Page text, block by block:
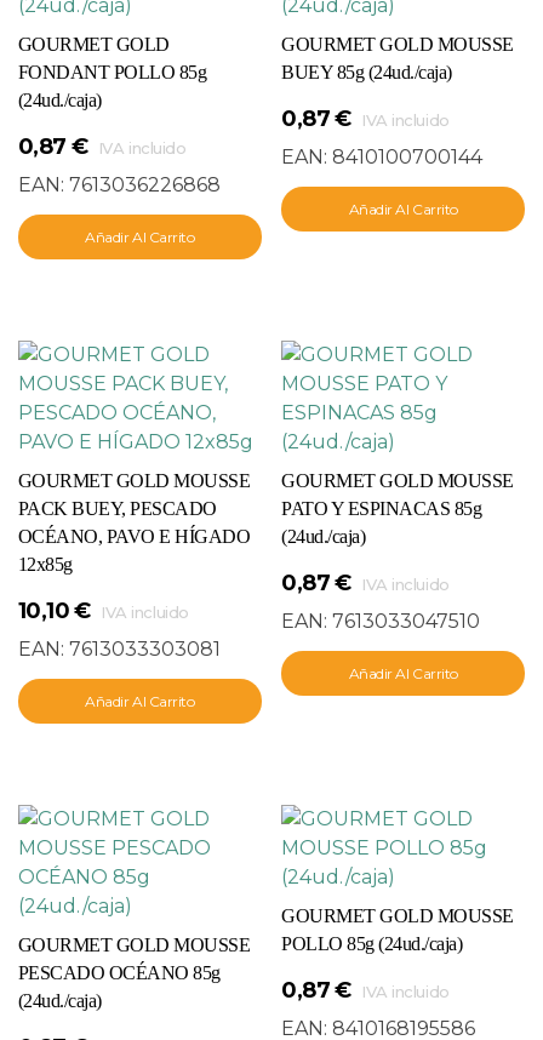
GOURMET GOLD
FONDANT POLLO 85g
(24ud./caja)
0,87 € IVA incluido
EAN: 7613036226868
Añadir Al Carrito
GOURMET GOLD MOUSSE
BUEY 85g (24ud./caja)
0,87€ IVA incluido
EAN:8410100700144
Añadir Al Carrito
GOURMET GOLD MOUSSE
PACK BUEY, PESCADO
OCÉANO, PAVO E HÍGADO
12x85g
10,10€ IVA incluido
EAN: 7613033303081
Añadir Al Carrito
GOURMET GOLD MOUSSE
PATO Y ESPINACAS 85g
(24ud./caja)
0,87€ IVA incluido
EAN:7613033047510
Añadir Al Carrito
GOURMET GOLD MOUSSE
PESCADO OCÉANO 85g
(24ud./caja)
GOURMET GOLD MOUSSE
POLLO 85g (24ud./caja)
0,87€ IVA incluido
EAN:8410168195586